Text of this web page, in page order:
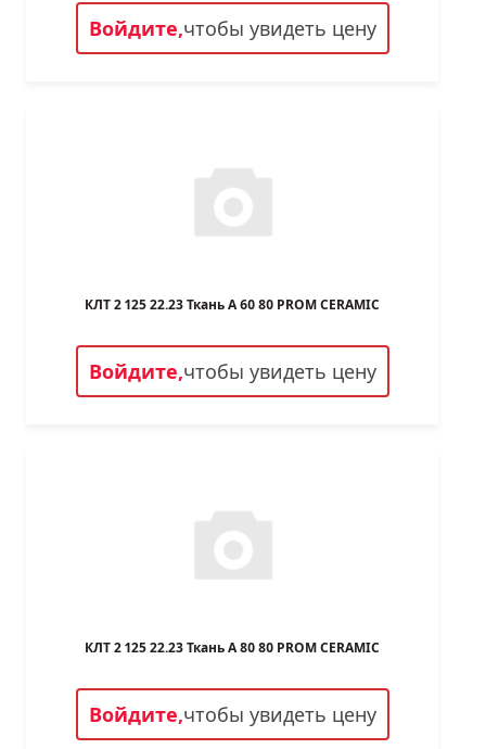
Войдите,чтобы увидеть цену
КЛТ 2 125 22.23 Ткань A 60 80 PROM CERAMIC
Войдите,чтобы увидеть цену
КЛТ 2 125 22.23 Ткань A 80 80 PROM CERAMIC
Войдите,чтобы увидеть цену